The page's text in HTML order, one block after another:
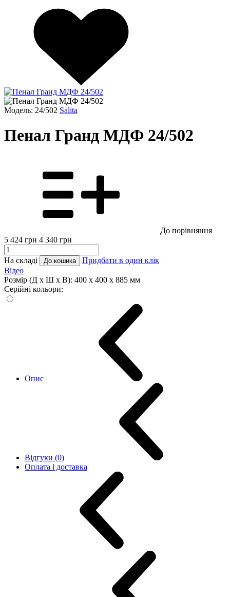
Модель: 24/502 Salita
Пенал Гранд МДФ 24/502
До порівняння
5 424 грн 4 340 грн
На складі До кошика
Придбати в один клік
Відео
Розмір (Д x Ш x В): 400 x 400 x 885 мм
Серійні кольори:
Опис
Відгуки (0)
Оплата і доставка